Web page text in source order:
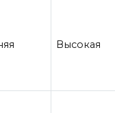
Высокая